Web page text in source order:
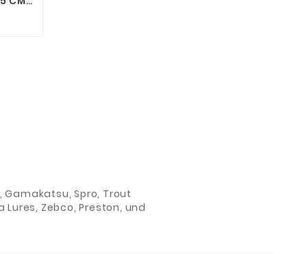
Gamakatsu, Spro, Trout
Lures, Zebco, Preston, und